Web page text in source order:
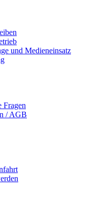
und Medieneinsatz
Fragen
/ AGB